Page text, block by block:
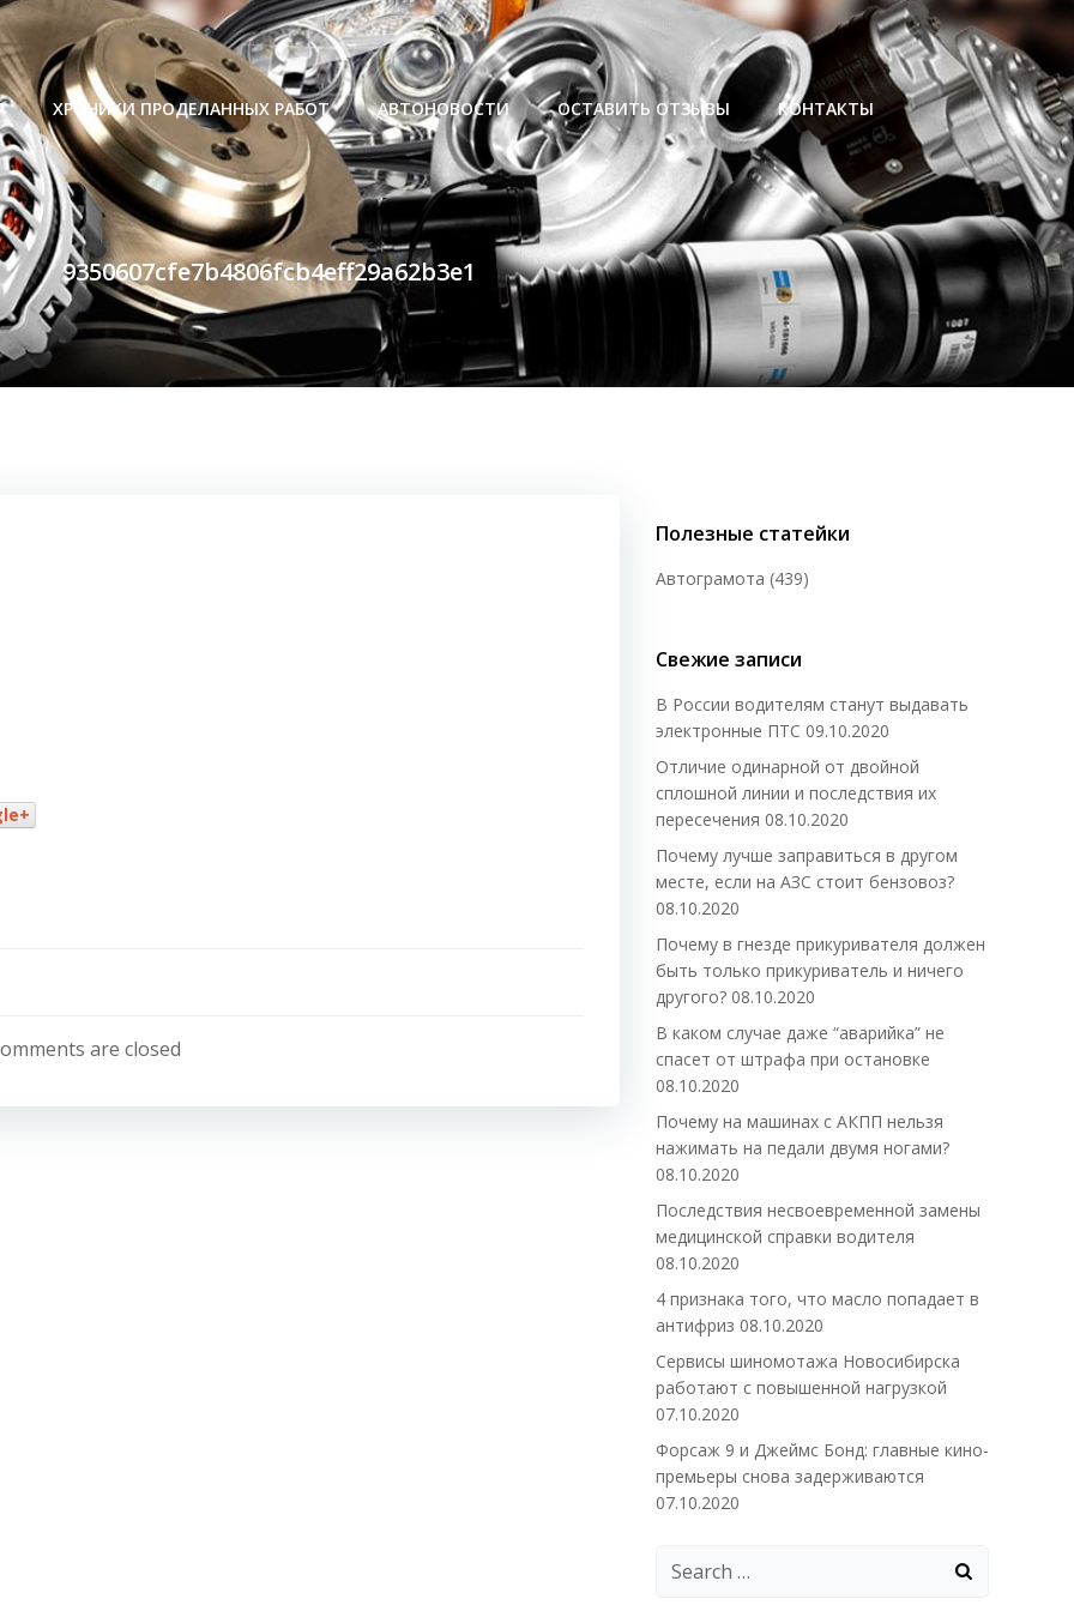
ХРОНИКИ ПРОДЕЛАННЫХ РАБОТ АВТОНОВОСТИ ОСТАВИТЬ ОТЗЫВЫ КОНТАКТЫ
9350607cfe7b4806fcb4eff29a62b3e1
are closed
Полезные статейки
Автограмота (439)
Свежие записи
В России водителям станут выдавать
электронные ПТС 09.10.2020
Отличие одинарной от двойной
сплошной линии и последствия их
пересечения 08.10.2020
Почему лучше заправиться в другом
месте, если на АЗС стоит бензовоз?
08.10.2020
Почему в гнезде прикуривателя должен
быть только прикуриватель и ничего
другого? 08.10.2020
В каком случае даже “аварийка” не
спасет от штрафа при остановке
08.10.2020
Почему на машинах с АКПП нельзя
нажимать на педали двумя ногами?
08.10.2020
Последствия несвоевременной замены
медицинской справки водителя
08.10.2020
4 признака того, что масло попадает в
антифриз 08.10.2020
Сервисы шиномотажа Новосибирска
работают с повышенной нагрузкой
07.10.2020
Форсаж 9 и Джеймс Бонд: главные кино-
премьеры снова задерживаются
07.10.2020
Search